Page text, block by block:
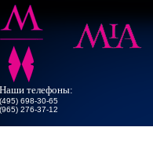
Наши телефоны:
(495) 698-30-65
(965) 276-37-12